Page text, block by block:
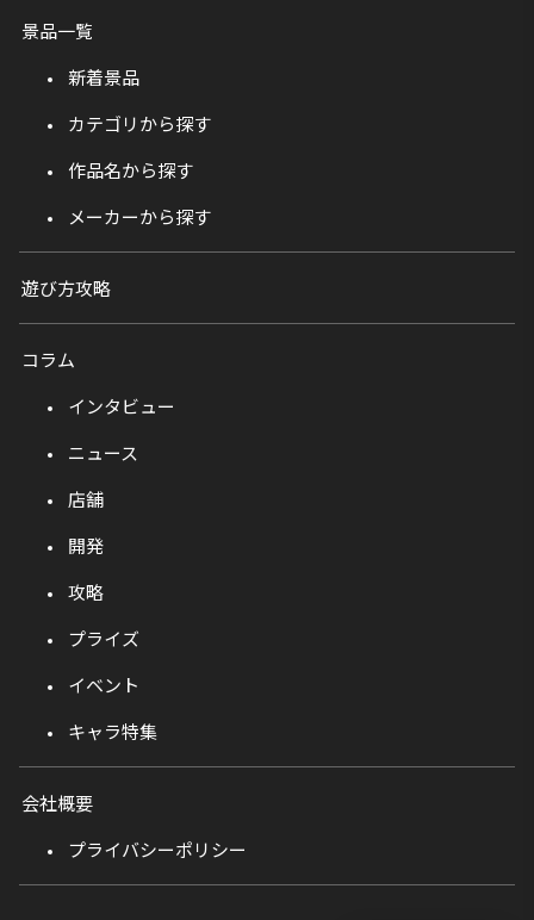
景品一覧
新着景品
カテゴリから探す
作品名から探す
メーカーから探す
遊び方攻略
コラム
インタビュー
ニュース
店舗
開発
攻略
プライズ
イベント
キャラ特集
会社概要
プライバシーポリシー